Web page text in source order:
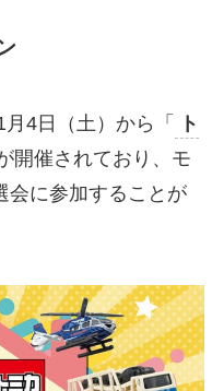
4日（土）から「
ト
開催されており、モ
会に参加することが